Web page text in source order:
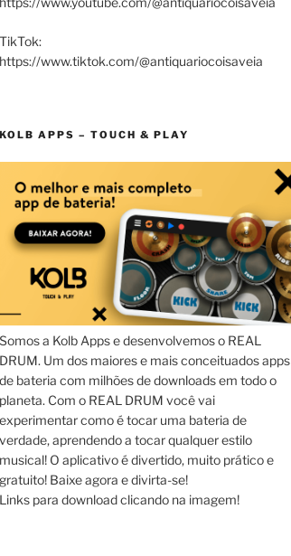
TikTok:
https://www.tiktok.com/@antiquariocoisaveia
KOLB APPS – TOUCH & PLAY
Somos a Kolb Apps e desenvolvemos o REAL
DRUM. Um dos maiores e mais conceituados apps
de bateria com milhões de downloads em todo o
planeta. Com o REAL DRUM você vai
experimentar como é tocar uma bateria de
verdade, aprendendo a tocar qualquer estilo
musical! O aplicativo é divertido, muito prático e
gratuito! Baixe agora e divirta-se!
Links para download clicando na imagem!